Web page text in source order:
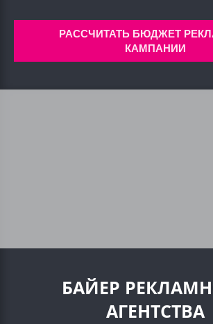
РАССЧИТАТЬ БЮДЖЕТ
КАМПАНИИ
БАЙЕР
АГЕНТСТВА